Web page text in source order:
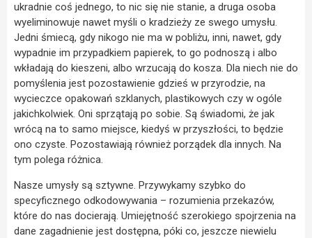
ukradnie coś jednego, to nic się nie stanie, a druga osoba
wyeliminowuje nawet myśli o kradzieży ze swego umysłu.
Jedni śmiecą, gdy nikogo nie ma w pobliżu, inni, nawet, gdy
wypadnie im przypadkiem papierek, to go podnoszą i albo
wkładają do kieszeni, albo wrzucają do kosza. Dla niech nie do
pomyślenia jest pozostawienie gdzieś w przyrodzie, na
wycieczce opakowań szklanych, plastikowych czy w ogóle
jakichkolwiek. Oni sprzątają po sobie. Są świadomi, że jak
wrócą na to samo miejsce, kiedyś w przyszłości, to będzie
ono czyste. Pozostawiają również porządek dla innych. Na
tym polega różnica.
Nasze umysły są sztywne. Przywykamy szybko do
specyficznego odkodowywania – rozumienia przekazów,
które do nas docierają. Umiejętność szerokiego spojrzenia na
dane zagadnienie jest dostępna, póki co, jeszcze niewielu